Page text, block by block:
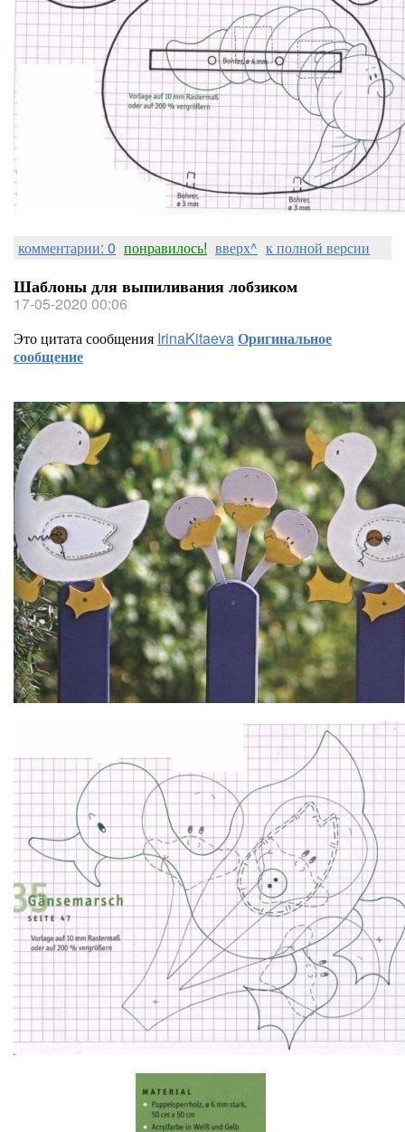
комментарии: 0 понравилось! вверх^ к полной версии
Шаблоны для выпиливания лобзиком
17-05-2020 00:06
Это цитата сообщения IrinaKitaevaОригинальное
сообщение